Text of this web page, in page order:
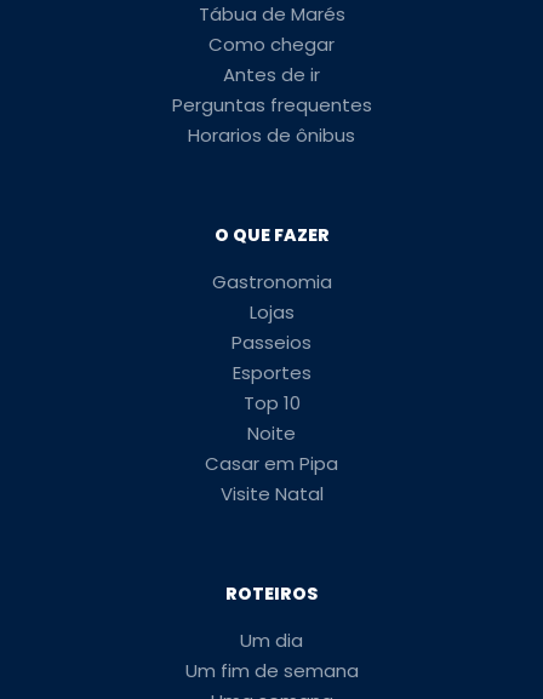
Tábua de Marés
Como chegar
Antes de ir
Perguntas frequentes
Horarios de ônibus
O QUE FAZER
Gastronomia
Lojas
Passeios
Esportes
Top 10
Noite
Casar em Pipa
Visite Natal
ROTEIROS
Um dia
Um fim de semana